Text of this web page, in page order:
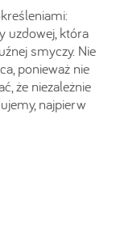
uzdowej, która
smyczy. Nie
ponieważ nie
że niezależnie
najpierw